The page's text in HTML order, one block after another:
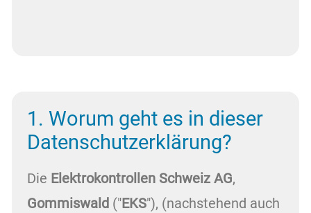
1. Worum geht es in dieser
Datenschutzerklärung?
Die Elektrokontrollen Schweiz AG,
Gommiswald ("EKS"), (nachstehend auch